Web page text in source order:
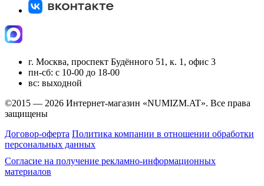
г. Москва, проспект Будённого 51, к. 1, офис 3
пн-сб: с 10-00 до 18-00
вс: выходной
©2015 — 2026 Интернет-магазин «NUMIZM.AT». Все права
защищены
Договор-оферта Политика компании в отношении обработки
персональных данных
Согласие на получение рекламно-информационных
материалов